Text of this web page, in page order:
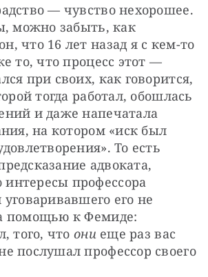
— чувство нехорошее.
можно забыть, как
что 16 лет назад я с кем-то
то, что процесс этот —
при своих, как говорится,
тогда работал, обошлась
и даже напечатала
на котором «иск был
То есть
адвоката,
профессора
уговаривавшего его не
помощью к Фемиде:
того, что они еще раз вас
послушал профессор своего